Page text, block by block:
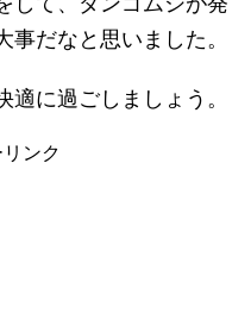
だなと思いました。
に過ごしましょう。
ンク